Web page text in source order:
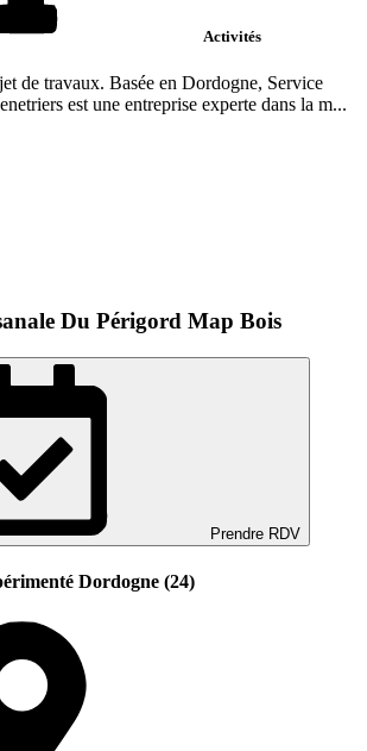
Activités
de travaux. Basée en Dordogne, Service
est une entreprise experte dans la m...
Du Périgord Map Bois
Prendre RDV
Dordogne (24)